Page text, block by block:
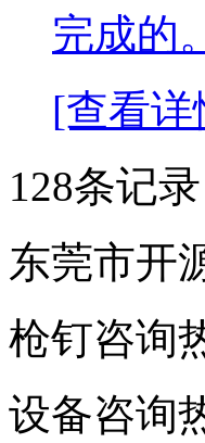
完成的
[查看详
128条记录
东莞市开
枪钉咨询
设备咨询